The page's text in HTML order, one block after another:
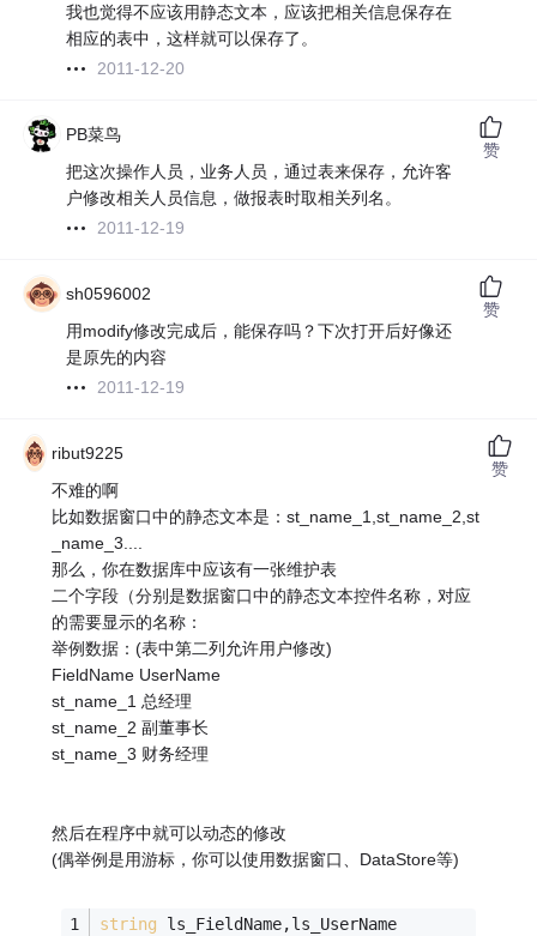
我也觉得不应该用静态文本，应该把相关信息保存在
相应的表中，这样就可以保存了。
2011-12-20
PB菜鸟
把这次操作人员，业务人员，通过表来保存，允许客
户修改相关人员信息，做报表时取相关列名。
2011-12-19
赞
sh0596002
用modify修改完成后，能保存吗？下次打开后好像还
是原先的内容
2011-12-19
赞
ribut9225
不难的啊
比如数据窗口中的静态文本是：st_name_1,st_name_2,st
_name_3....
那么，你在数据库中应该有一张维护表
二个字段（分别是数据窗口中的静态文本控件名称，对应
的需要显示的名称：
举例数据：(表中第二列允许用户修改)
FieldName UserName
st_name_1 总经理
st_name_2 副董事长
st_name_3 财务经理
然后在程序中就可以动态的修改
(偶举例是用游标，你可以使用数据窗口、DataStore等)
string ls_FieldName,ls_UserName
赞